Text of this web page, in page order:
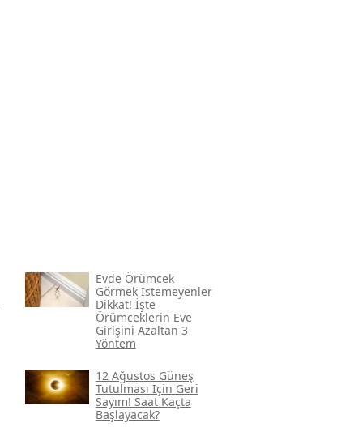
Evde Örümcek
Görmek Istemeyenler
Dikkat! İşte
Örümceklerin Eve
Girişini Azaltan 3
Yöntem
12 Ağustos Güneş
Tutulması Için Geri
Sayım! Saat Kaçta
Başlayacak?